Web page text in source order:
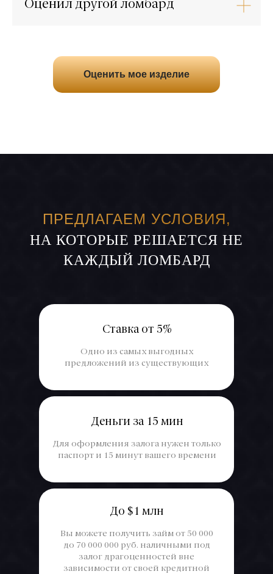
Оценил другой ломбард
Оценить мое изделие
Ставка от 5%
Одно из самых выгодных
предложений из существующих
Деньги за 15 мин
Для оформления залога нужен только
паспорт и 15 минут вашего времени
До $1 млн
Вы можете получить займ от 50 000
до 70 000 000 руб. наличными под
залог драгоценностей вне
зависимости от своей кредитной
НА КОТОРЫЕ РЕШАЕТСЯ НЕ
КАЖДЫЙ ЛОМБАРД
ПРЕДЛАГАЕМ УСЛОВИЯ,